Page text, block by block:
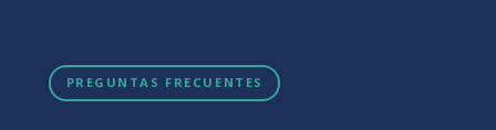
PREGUNTAS FRECUENTES